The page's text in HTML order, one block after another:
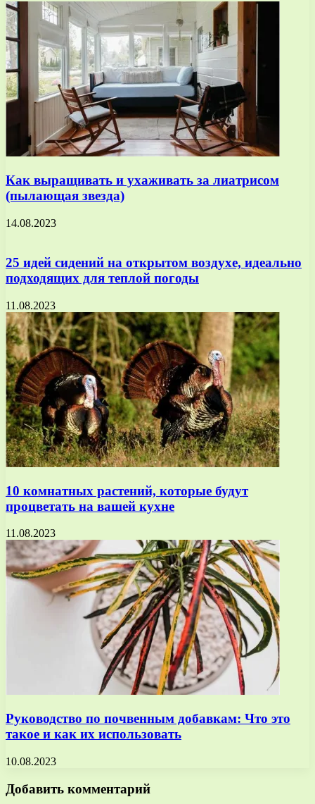
Как выращивать и ухаживать за лиатрисом
(пылающая звезда)
14.08.2023
25 идей сидений на открытом воздухе, идеально
подходящих для теплой погоды
11.08.2023
10 комнатных растений, которые будут
процветать на вашей кухне
11.08.2023
Руководство по почвенным добавкам: Что это
такое и как их использовать
10.08.2023
Добавить комментарий